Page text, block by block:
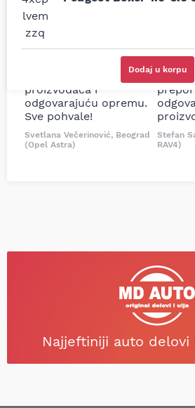
Dodaj u korpu
prodavnice auto delova
i definitivno najbolje
cene su ovde. Kupila
sam više puta auto
delove iz MD Auto. Uvek
dobra preporuka za
proizvođača i
odgovarajuću opremu.
Sve pohvale!
Svetlana Večerinović, Beograd
(Opel Astra)
Stefan
RAV4)
Najjeftiniji auto delovi